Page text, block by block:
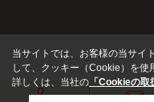
当サイトでは、お客様の当サイ
して、クッキー（Cookie）を使
詳しくは、当社の 「Cookieの取